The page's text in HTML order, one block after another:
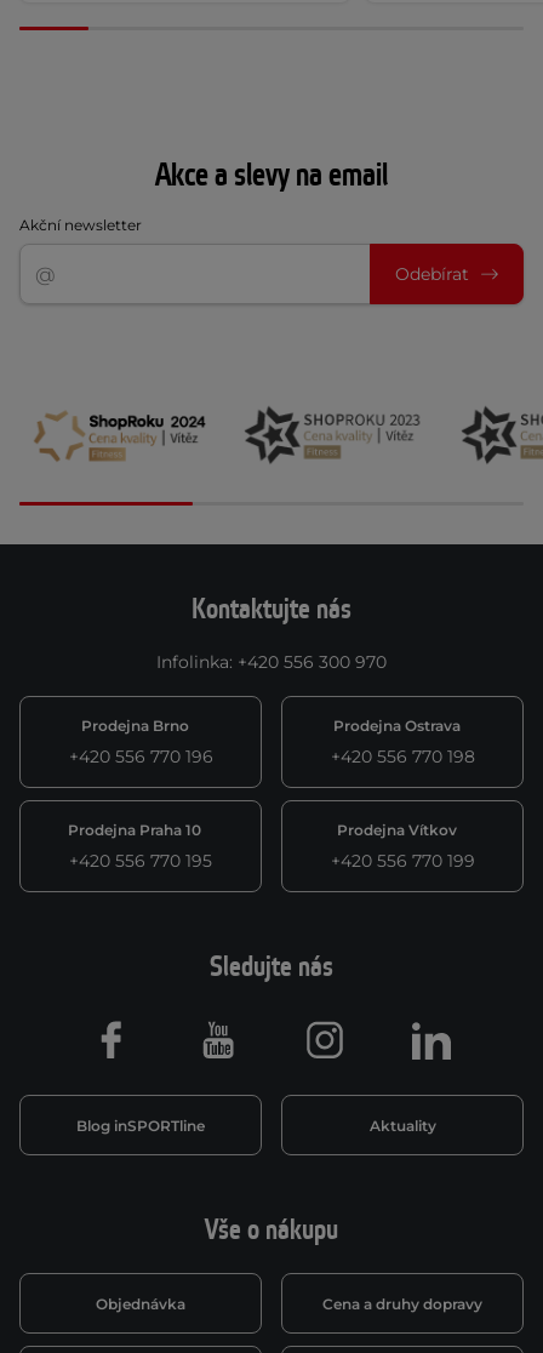
Akce a slevy na email
Akční newsletter
Odebírat
Kontaktujte nás
Infolinka: +420 556 300 970
Prodejna Brno
+420 556 770 196
Prodejna Ostrava
+420 556 770 198
Prodejna Praha 10
+420 556 770 195
Prodejna Vítkov
+420 556 770 199
Vše o nákupu
Objednávka Cena a druhy dopravy
Sledujte nás
Blog inSPORTline Aktuality
Facebook Youtube Instagram LinkedIn